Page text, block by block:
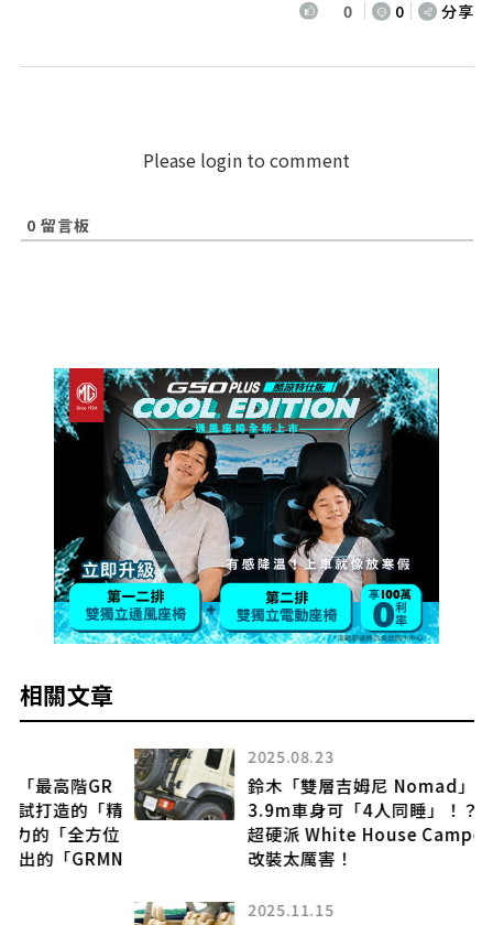
0 0 分享
Please login to comment
0 留言板
相關文章
2025.08.23
鈴木「雙層吉姆尼 Nomad」吸睛！全長
3.9m車身可「4人同睡」！？
超硬派 White House Camper「車中泊」
2025.11.15